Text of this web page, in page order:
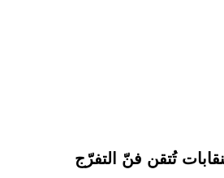
تُتقن فنّ التفرّج